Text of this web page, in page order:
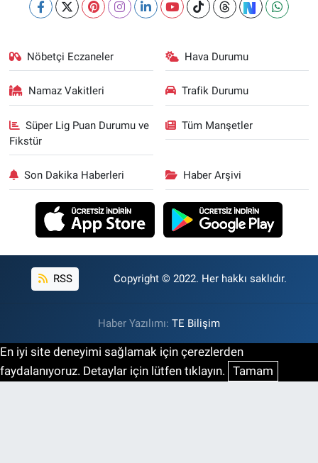
Nöbetçi Eczaneler Hava Durumu
Namaz Vakitleri Trafik Durumu
Süper Lig Puan Durumu ve
Fikstür
Tüm Manşetler
Son Dakika Haberleri Haber Arşivi
RSS Copyright © 2022. Her hakkı saklıdır.
Haber Yazılımı: TE Bilişim
En iyi site deneyimi sağlamak için çerezlerden
faydalanıyoruz. Detaylar için lütfen tıklayın. Tamam